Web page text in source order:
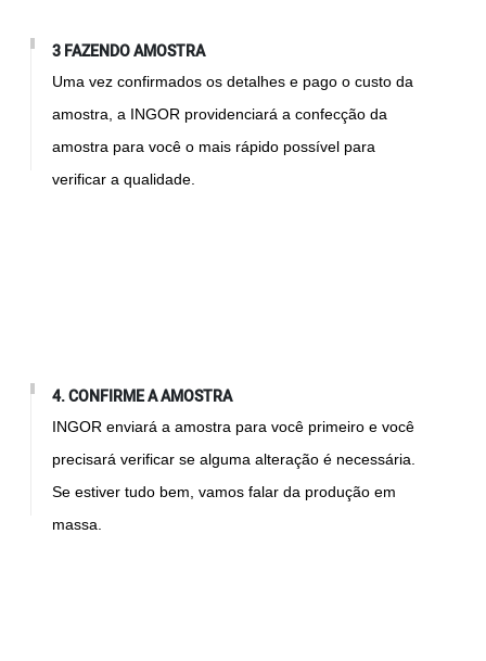
3 FAZENDO AMOSTRA
Uma vez confirmados os detalhes e pago o custo da
amostra, a INGOR providenciará a confecção da
amostra para você o mais rápido possível para
verificar a qualidade.
4. CONFIRME A AMOSTRA
INGOR enviará a amostra para você primeiro e você
precisará verificar se alguma alteração é necessária.
Se estiver tudo bem, vamos falar da produção em
massa.